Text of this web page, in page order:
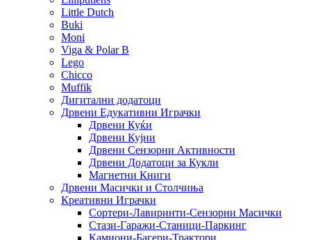
Little Dutch
Buki
Moni
Viga & Polar B
Lego
Chicco
Muffik
Дигитални додатоци
Дрвени Едукативни Играчки
Дрвени Куќи
Дрвени Кујни
Дрвени Сензорни Активности
Дрвени Додатоци за Кукли
Магнетни Книги
Дрвени Масички и Столчиња
Креативни Играчки
Сортери-Лавиринти-Сензорни Масички
Стази-Гаражи-Станици-Паркинг
Камиони-Багери-Трактори